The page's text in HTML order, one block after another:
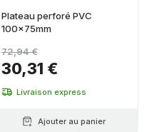
Plateau perforé PVC
100x75mm
30,31 €
72,94 €
Livraison express
Ajouter au panier